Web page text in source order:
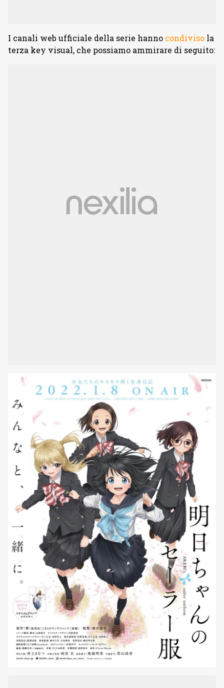
I canali web ufficiale della serie hanno condiviso la
terza key visual, che possiamo ammirare di seguito: